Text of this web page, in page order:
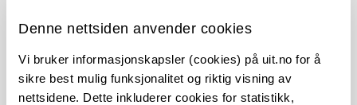
Denne nettsiden anvender cookies
Vi bruker informasjonskapsler (cookies) på uit.no for å
sikre best mulig funksjonalitet og riktig visning av
nettsidene. Dette inkluderer cookies for statistikk,
Stillingsbeskrivelse
Jeg er kommunikasjonsrådgiver og
innholdsprodusent.